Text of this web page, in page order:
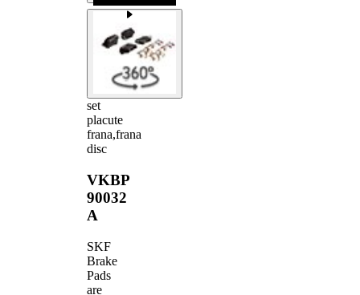
set
placute
frana,frana
disc
VKBP
90032
A
SKF
Brake
Pads
are